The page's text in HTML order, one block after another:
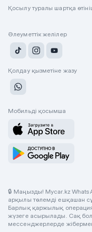
Қосылу туралы шартқа
Әлеуметтік желілер
Қолдау қызметіне жазу
Мобильді қосымша
🔒 Маңызды! Mycar.kz
арқылы төлемді ешқашан
Барлық қаржылық
жүзеге асырылады. Сақ
мессенджерлерде